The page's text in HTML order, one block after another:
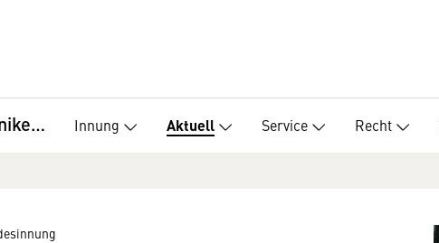
Metalltechniker, Bundesinnung Innung Aktuell Service Recht